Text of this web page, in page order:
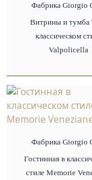
Фабрика Giorgio
Витрины и тумба
классическом
Valpolicella
Фабрика Giorgio
Гостинная в
стиле Memorie